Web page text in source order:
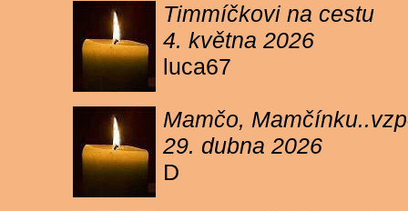
Timmíčkovi na cestu
4. května 2026
luca67
Mamčo,
29. dubna 2026
D